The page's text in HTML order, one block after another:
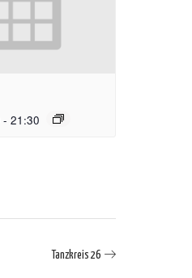
- 21:30
Tanzkreis 26